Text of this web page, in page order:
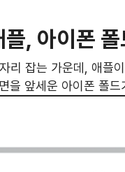
, 아이폰
리 잡는 가운데, 애플
을 앞세운 아이폰 폴
도 나온다. 업계에서